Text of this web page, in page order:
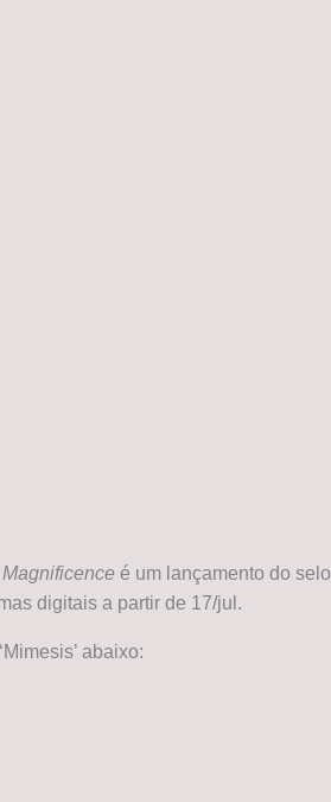
é um lançamento do selo
digitais a partir de 17/jul.
abaixo: